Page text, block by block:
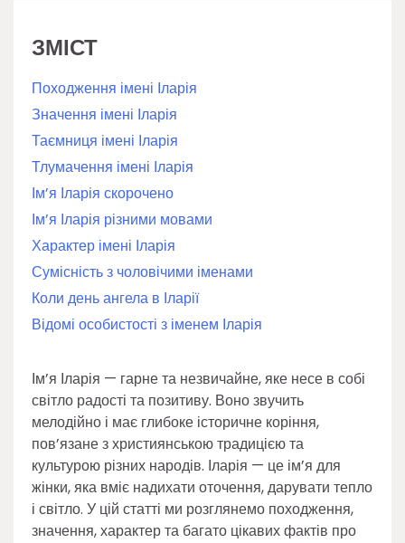
ЗМІСТ
Походження імені Іларія
Значення імені Іларія
Таємниця імені Іларія
Тлумачення імені Іларія
Ім’я Іларія скорочено
Ім’я Іларія різними мовами
Характер імені Іларія
Сумісність з чоловічими іменами
Коли день ангела в Іларії
Відомі особистості з іменем Іларія
Ім’я Іларія — гарне та незвичайне, яке несе в собі
світло радості та позитиву. Воно звучить
мелодійно і має глибоке історичне коріння,
пов’язане з християнською традицією та
культурою різних народів. Іларія — це ім’я для
жінки, яка вміє надихати оточення, дарувати тепло
і світло. У цій статті ми розглянемо походження,
значення, характер та багато цікавих фактів про